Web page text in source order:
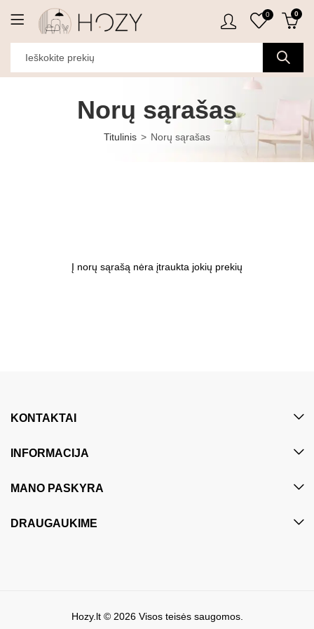
0 0
Norų sąrašas
Titulinis Norų sąrašas
Į norų sąrašą nėra įtraukta jokių prekių
KONTAKTAI
INFORMACIJA
MANO PASKYRA
DRAUGAUKIME
Hozy.lt© 2026 Visos teisės saugomos.